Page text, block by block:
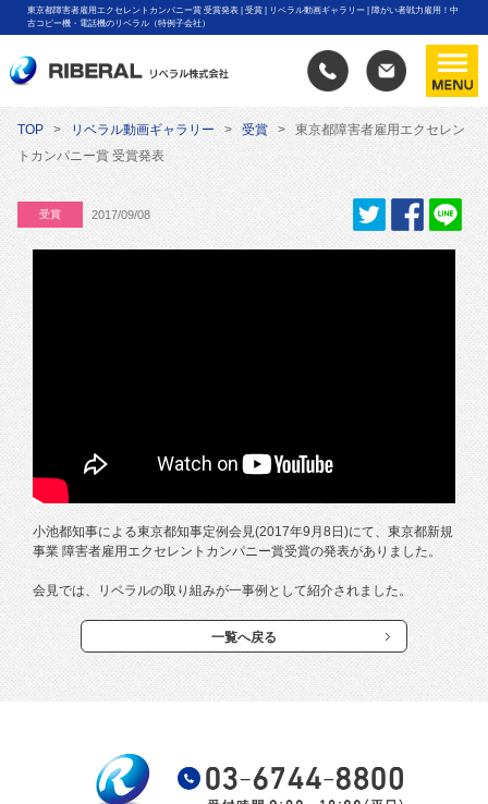
東京都障害者雇用エクセレントカンパニー賞 受賞発表 | 受賞 | リベラル動画ギャラリー | 障がい者戦力雇用！中
古コピー機・電話機のリベラル（特例子会社）
TOP リベラル動画ギャラリー 受賞
東京都障害者雇用エクセレン
トカンパニー賞 受賞発表
受賞 2017/09/08
小池都知事による東京都知事定例会見(2017年9月8日)にて、東京都新規
事業 障害者雇用エクセレントカンパニー賞受賞の発表がありました。
会見では、リベラルの取り組みが一事例として紹介されました。
一覧へ戻る